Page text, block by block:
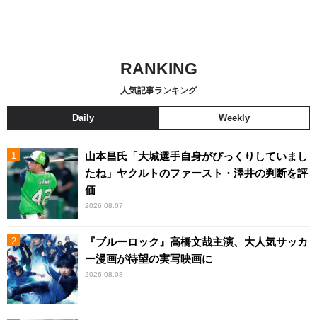
RANKING
人気記事ランキング
Daily Weekly
山本昌氏「大城選手自身がびっくりしていまし
たね」ヤクルトのファースト・澤井の判断を評
価
2026.08.07
『ブルーロック』高橋文哉主演、大人気サッカ
ー漫画が待望の実写映画に
2026.08.08